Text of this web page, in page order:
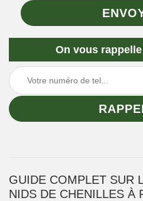
On vous
GUIDE COMPLET SUR
NIDS DE CHENILLES À